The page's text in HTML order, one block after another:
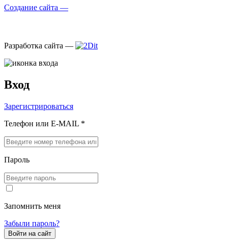
Создание сайта —
Разработка сайта —
Вход
Зарегистрироваться
Телефон или E-MAIL *
Пароль
Запомнить меня
Забыли пароль?
Войти на сайт